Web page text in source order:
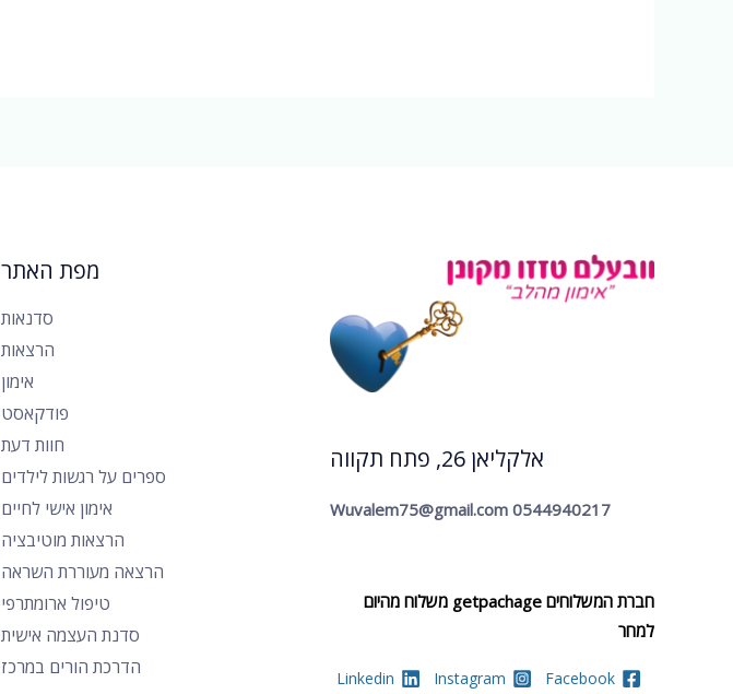
אלקליאן 26, פתח תקווה
Wuvalem75@gmail.com 0544940217
חברת המשלוחים getpachage משלוח מהיום
למחר
Facebook
Instagram
Linkedin
מפת האתר
סדנאות
הרצאות
אימון
פודקאסט
חוות דעת
ספרים על רגשות לילדים
אימון אישי לחיים
הרצאות מוטיבציה
הרצאה מעוררת השראה
טיפול ארומתרפי
סדנת העצמה אישית
הדרכת הורים במרכז